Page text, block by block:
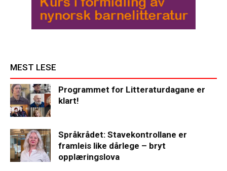
MEST LESE
Programmet for Litteraturdagane er
klart!
Språkrådet: Stavekontrollane er
framleis like dårlege – bryt
opplæringslova